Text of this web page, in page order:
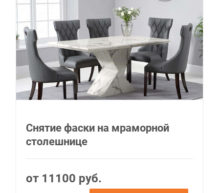
Снятие фаски на мраморной
столешнице
от 11100 руб.